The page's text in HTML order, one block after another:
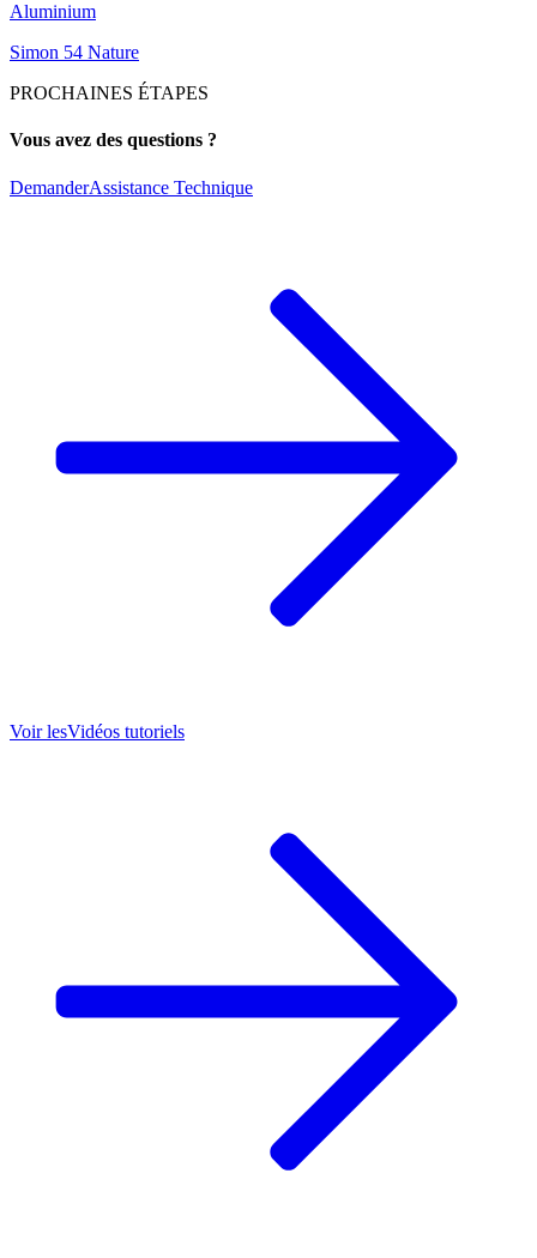
Aluminium
Simon 54 Nature
PROCHAINES ÉTAPES
Vous avez des questions ?
DemanderAssistance Technique
Voir lesVidéos tutoriels